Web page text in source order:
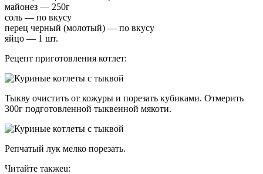
майонез — 250г
соль — по вкусу
перец черный (молотый) — по вкусу
яйцо — 1 шт.
Рецепт приготовления котлет:
Тыкву очистить от кожуры и порезать кубиками. Отмерить
300г подготовленной тыквенной мякоти.
Репчатый лук мелко порезать.
Читайте такжеu: